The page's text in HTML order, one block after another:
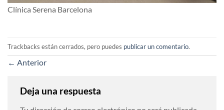
Clínica Serena Barcelona
Trackbacks están cerrados, pero puedes publicar un comentario.
← Anterior
Deja una respuesta